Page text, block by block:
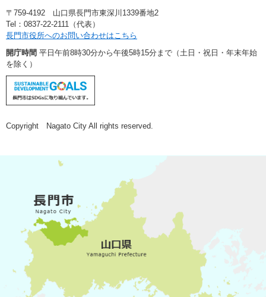
〒759-4192 山口県長門市東深川1339番地2
Tel：0837-22-2111（代表）
長門市役所へのお問い合わせはこちら
開庁時間 平日午前8時30分から午後5時15分まで（土日・祝日・年末年始
を除く）
Copyright Nagato City All rights reserved.